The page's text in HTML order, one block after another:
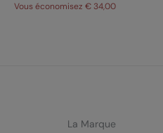
Vous économisez € 34,00
La Marque